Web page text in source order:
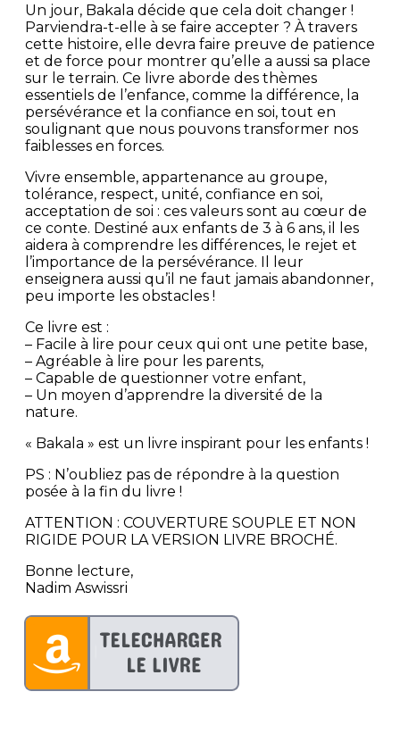
Un jour, Bakala décide que cela doit changer !
Parviendra-t-elle à se faire accepter ? À travers
cette histoire, elle devra faire preuve de patience
et de force pour montrer qu’elle a aussi sa place
sur le terrain. Ce livre aborde des thèmes
essentiels de l’enfance, comme la différence, la
persévérance et la confiance en soi, tout en
soulignant que nous pouvons transformer nos
faiblesses en forces.
Vivre ensemble, appartenance au groupe,
tolérance, respect, unité, confiance en soi,
acceptation de soi : ces valeurs sont au cœur de
ce conte. Destiné aux enfants de 3 à 6 ans, il les
aidera à comprendre les différences, le rejet et
l’importance de la persévérance. Il leur
enseignera aussi qu’il ne faut jamais abandonner,
peu importe les obstacles !
Ce livre est :
– Facile à lire pour ceux qui ont une petite base,
– Agréable à lire pour les parents,
– Capable de questionner votre enfant,
– Un moyen d’apprendre la diversité de la
nature.
« Bakala » est un livre inspirant pour les enfants !
PS : N’oubliez pas de répondre à la question
posée à la fin du livre !
ATTENTION : COUVERTURE SOUPLE ET NON
RIGIDE POUR LA VERSION LIVRE BROCHÉ.
Bonne lecture,
Nadim Aswissri